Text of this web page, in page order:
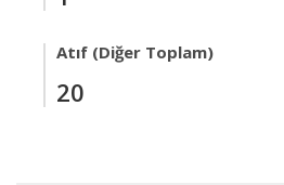
Atıf (Diğer Toplam)
20